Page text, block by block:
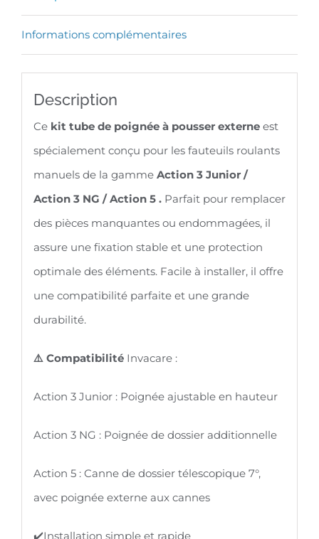
de
rechange
fauteuil
/
5
Informations complémentaires
Description
Ce kit tube de poignée à pousser externeest
spécialement conçu pour les fauteuils roulants
manuels de la gammeAction 3 Junior /
Action 3 NG / Action 5 .Parfait pour remplacer
des pièces manquantes ou endommagées, il
assure une fixation stable et une protection
optimale des éléments. Facile à installer, il offre
une compatibilité parfaite et une grande
durabilité.
⚠️ CompatibilitéInvacare :
Action 3 Junior : Poignée ajustable en hauteur
Action 3 NG : Poignée de dossier additionnelle
Action 5 : Canne de dossier télescopique 7°,
avec poignée externe aux cannes
✔️Installation simple et rapide